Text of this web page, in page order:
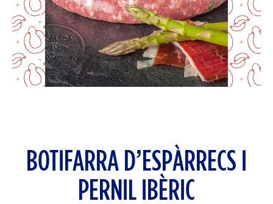
BOTIFARRA D’ESPÀRRECS I
PERNIL IBÈRIC